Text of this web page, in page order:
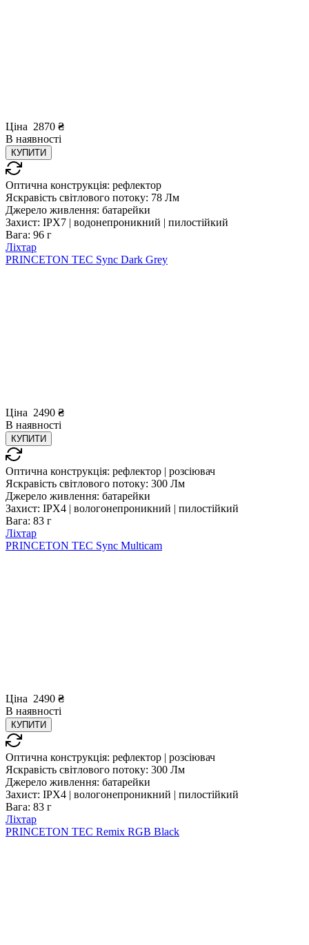
Ціна 2870 ₴
В наявності
КУПИТИ
Оптична конструкція: рефлектор
Яскравість світлового потоку: 78 Лм
Джерело живлення: батарейки
Захист: IPX7 | водонепроникний | пилостійкий
Вага: 96 г
Ліхтар
PRINCETON TEC Sync Dark Grey
Ціна 2490 ₴
В наявності
КУПИТИ
Оптична конструкція: рефлектор | розсіювач
Яскравість світлового потоку: 300 Лм
Джерело живлення: батарейки
Захист: IPX4 | вологонепроникний | пилостійкий
Вага: 83 г
Ліхтар
PRINCETON TEC Sync Multicam
Ціна 2490 ₴
В наявності
КУПИТИ
Оптична конструкція: рефлектор | розсіювач
Яскравість світлового потоку: 300 Лм
Джерело живлення: батарейки
Захист: IPX4 | вологонепроникний | пилостійкий
Вага: 83 г
Ліхтар
PRINCETON TEC Remix RGB Black